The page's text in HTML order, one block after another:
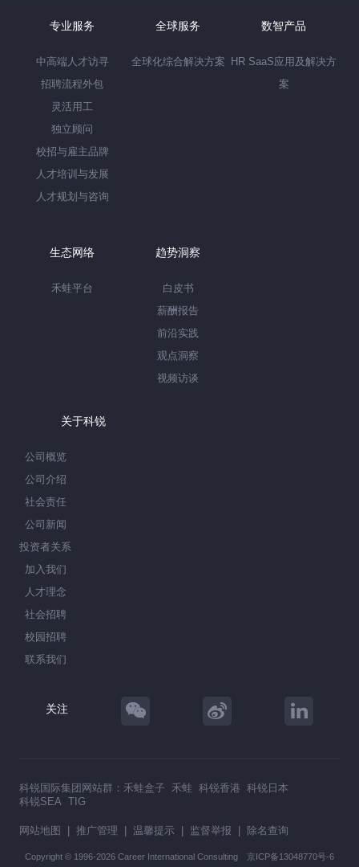
专业服务
中高端人才访寻
招聘流程外包
灵活用工
独立顾问
校招与雇主品牌
人才培训与发展
人才规划与咨询
全球服务
全球化综合解决方案
数智产品
HR SaaS应用及解决方
案
生态网络
禾蛙平台
趋势洞察
白皮书
薪酬报告
前沿实践
观点洞察
视频访谈
关于科锐
公司概览
公司介绍
社会责任
公司新闻
投资者关系
加入我们
人才理念
社会招聘
校园招聘
联系我们
关注
科锐国际集团网站群： 禾蛙盒子 禾蛙 科锐香港 科锐日本
科锐SEA TIG
网站地图 推广管理 温馨提示 监督举报 除名查询
Copyright © 1996-2026 Career International Consulting 京ICP备13048770号-6